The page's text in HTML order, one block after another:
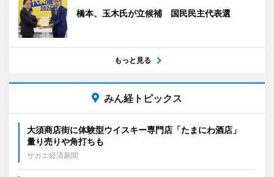
橋本、玉木氏が立候補 国民民主代表選
もっと見る
みん経トピックス
大須商店街に体験型ウイスキー専門店「たまにわ酒店」
量り売りや角打ちも
サカエ経済新聞